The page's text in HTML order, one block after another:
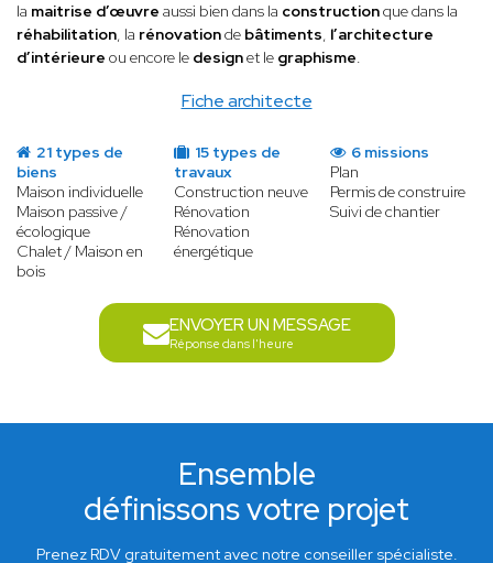
Fiche architecte
la maitrise d’œuvre aussi bien dans la constructionque dans la
réhabilitation, la rénovationde bâtiments, l’architecture
d’intérieure ou encore le designet le graphisme.
21 types de
biens
Maison individuelle
Maison passive /
écologique
Chalet / Maison en
bois
15 types de
travaux
Construction neuve
Rénovation
Rénovation
énergétique
6 missions
Plan
Permis de construire
Suivi de chantier
ENVOYER UN MESSAGE
Réponse dans l'heure
Ensemble
définissons votre projet
Prenez RDV gratuitement avec notre conseiller spécialiste.